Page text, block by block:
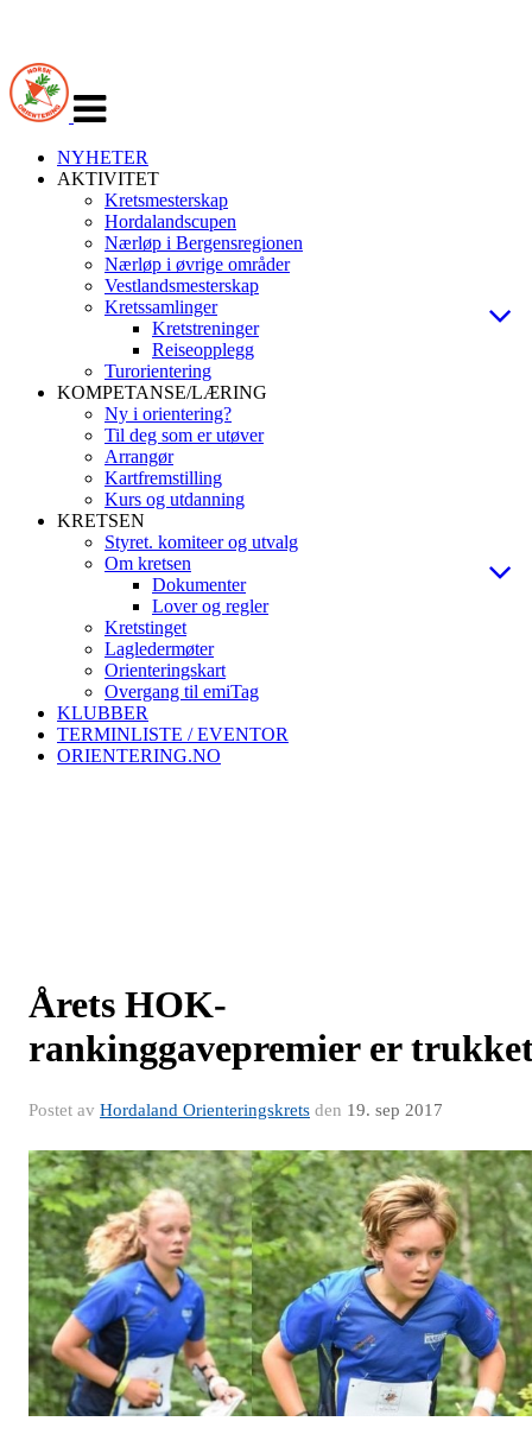
navigasjon
NYHETER
AKTIVITET
Kretsmesterskap
Hordalandscupen
Nærløp i Bergensregionen
Nærløp i øvrige områder
Vestlandsmesterskap
Kretssamlinger
Kretstreninger
Reiseopplegg
Turorientering
KOMPETANSE/LÆRING
Ny i orientering?
Til deg som er utøver
Arrangør
Kartfremstilling
Kurs og utdanning
KRETSEN
Styret. komiteer og utvalg
Om kretsen
Dokumenter
Lover og regler
Kretstinget
Lagledermøter
Orienteringskart
Overgang til emiTag
KLUBBER
TERMINLISTE / EVENTOR
ORIENTERING.NO
Årets HOK-
rankinggavepremier er
Postet av Hordaland Orienteringskrets den 19. sep 2017